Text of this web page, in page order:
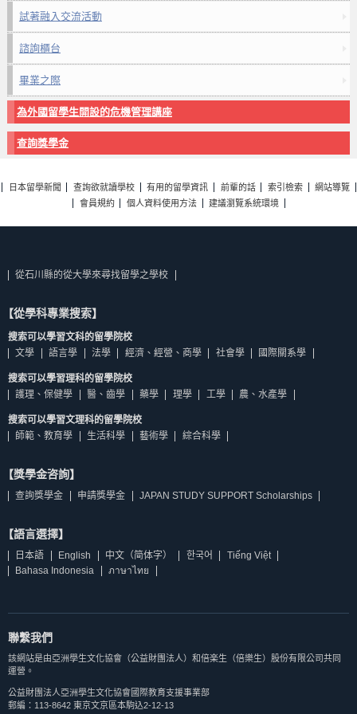
試著融入交流活動
諮詢櫃台
畢業之際
為外國留學生開設的危機管理講座
查詢獎學金
日本留學新聞 查詢欲就讀學校 有用的留學資訊 前輩的話 索引檢索
網站導覽
會員規約
個人資料使用方法 建議瀏覽系統環境
從石川縣的從大學來尋找留學之學校
【從學科專業搜索】
搜索可以學習文科的留學院校
文學
語言學 法學 經濟、經營、商學 社會學 國際關系學
搜索可以學習理科的留學院校
護理、保健學
醫、齒學 藥學 理學 工學 農、水產學
搜索可以學習文理科的留學院校
師範、教育學
生活科學 藝術學 綜合科學
【獎學金咨詢】
查詢獎學金 申請獎學金 JAPAN STUDY SUPPORT Scholarships
【語言選擇】
日本語 English 中文（简体字） 한국어
Tiếng Việt
Bahasa Indonesia
ภาษาไทย
聯繫我們
該網站是由亞洲學生文化協會（公益財團法人）和倍楽生（倍樂生）股份有限公司共同
運營。
公益財團法人亞洲學生文化協會國際教育支援事業部
郵編：113-8642 東京文京區本駒込2-12-13